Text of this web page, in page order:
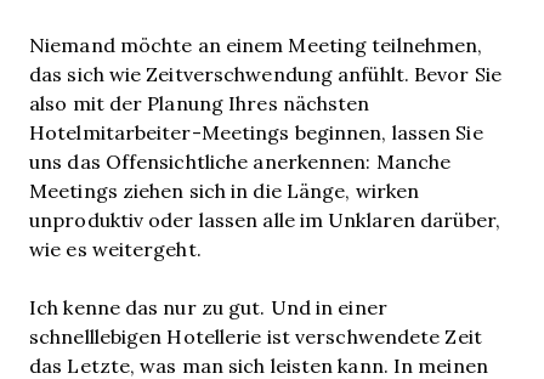
Niemand möchte an einem Meeting teilnehmen,
das sich wie Zeitverschwendung anfühlt. Bevor Sie
also mit der Planung Ihres nächsten
Hotelmitarbeiter-Meetings beginnen, lassen Sie
uns das Offensichtliche anerkennen: Manche
Meetings ziehen sich in die Länge, wirken
unproduktiv oder lassen alle im Unklaren darüber,
wie es weitergeht.
Ich kenne das nur zu gut. Und in einer
schnelllebigen Hotellerie ist verschwendete Zeit
das Letzte, was man sich leisten kann. In meinen